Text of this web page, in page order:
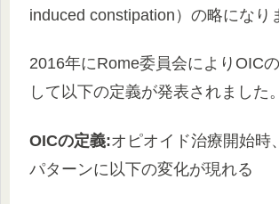
induced constipation）の略になり
2016年にRome委員会によりOIC
して以下の定義が発表されました。
OICの定義:オピオイド治療開始時
パターンに以下の変化が現れる